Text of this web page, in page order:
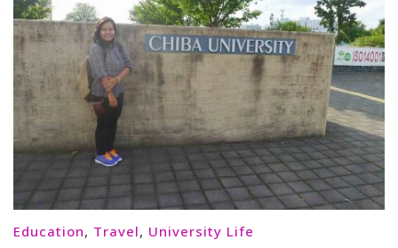
Education, Travel, University Life